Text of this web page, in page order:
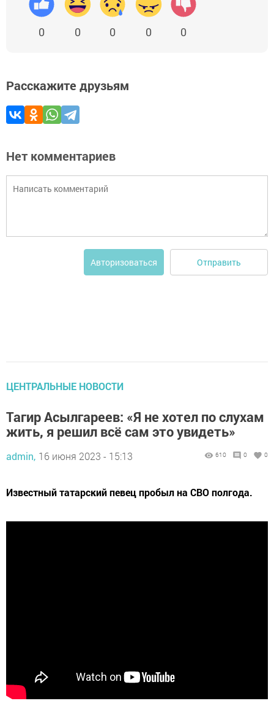
0 0 0 0 0
Расскажите друзьям
Нет комментариев
Авторизоваться Отправить
ЦЕНТРАЛЬНЫЕ НОВОСТИ
Тагир Асылгареев: «Я не хотел по слухам
жить, я решил всё сам это увидеть»
admin, 16 июня 2023 - 15:13 610 0 0
Известный татарский певец пробыл на СВО полгода.